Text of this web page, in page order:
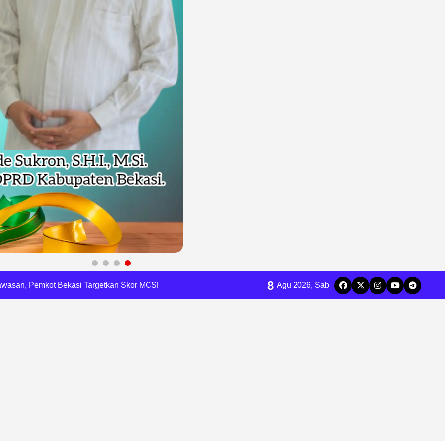
Kali Cileungsi, Kualitas Air Lampaui Baku Mutu
Matematika Internasional di Malaysia
Tata Kelola Minyak ke Penuntut Umum
Undangan HUT RI dari Presiden Prabowo
Pilkades Jejalen Jaya, Serukan Pemilu Damai
Tirta Patriot Minta Maaf atas Penurunan Kualitas Air
Pemkot Bekasi Targetkan Skor MCSP KPK Naik
Harli Siregar Perkuat SDM Penegak Hukum 8 Agu 2026, Sab